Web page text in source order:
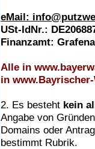
eMail:
USt-IdNr.:
Finanzamt:
Alle in
in
2. Es besteht kein
Angabe von
Domains oder
bestimmt Rubrik.